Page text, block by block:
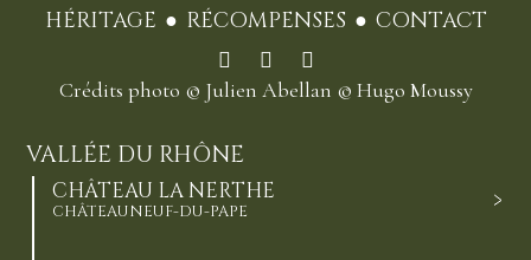
HÉRITAGE RÉCOMPENSES CONTACT
Crédits photo © Julien Abellan © Hugo Moussy
VALLÉE DU RHÔNE
CHÂTEAU LA NERTHE
CHÂTEAUNEUF-DU-PAPE